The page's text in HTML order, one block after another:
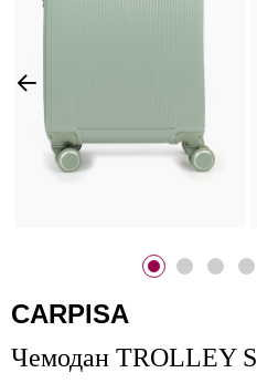
CARPISA
Чемодан TROLLEY S